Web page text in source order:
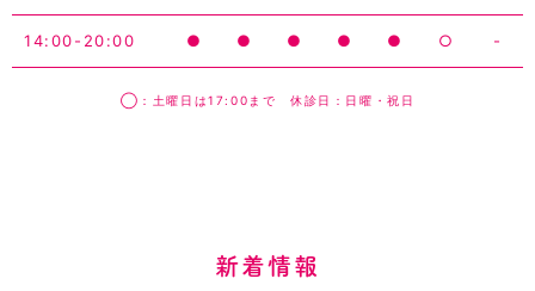
14:00-20:00 ● ● ● ● ● ○ -
◯：土曜日は17:00まで 休診日：日曜・祝日
新着情報